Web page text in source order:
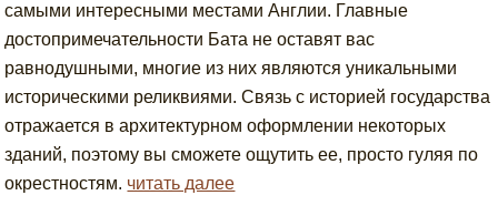
самыми интересными местами Англии. Главные
достопримечательности Бата не оставят вас
равнодушными, многие из них являются уникальными
историческими реликвиями. Связь с историей государства
отражается в архитектурном оформлении некоторых
зданий, поэтому вы сможете ощутить ее, просто гуляя по
окрестностям. читать далее